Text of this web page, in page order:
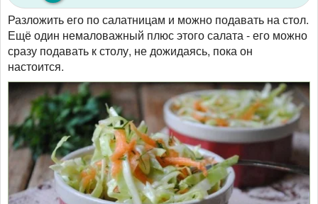
Разложить его по салатницам и можно подавать на стол.
Ещё один немаловажный плюс этого салата - его можно
сразу подавать к столу, не дожидаясь, пока он
настоится.